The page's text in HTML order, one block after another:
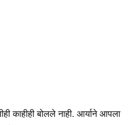
काहीही बोलले नाही. आर्याने आपला